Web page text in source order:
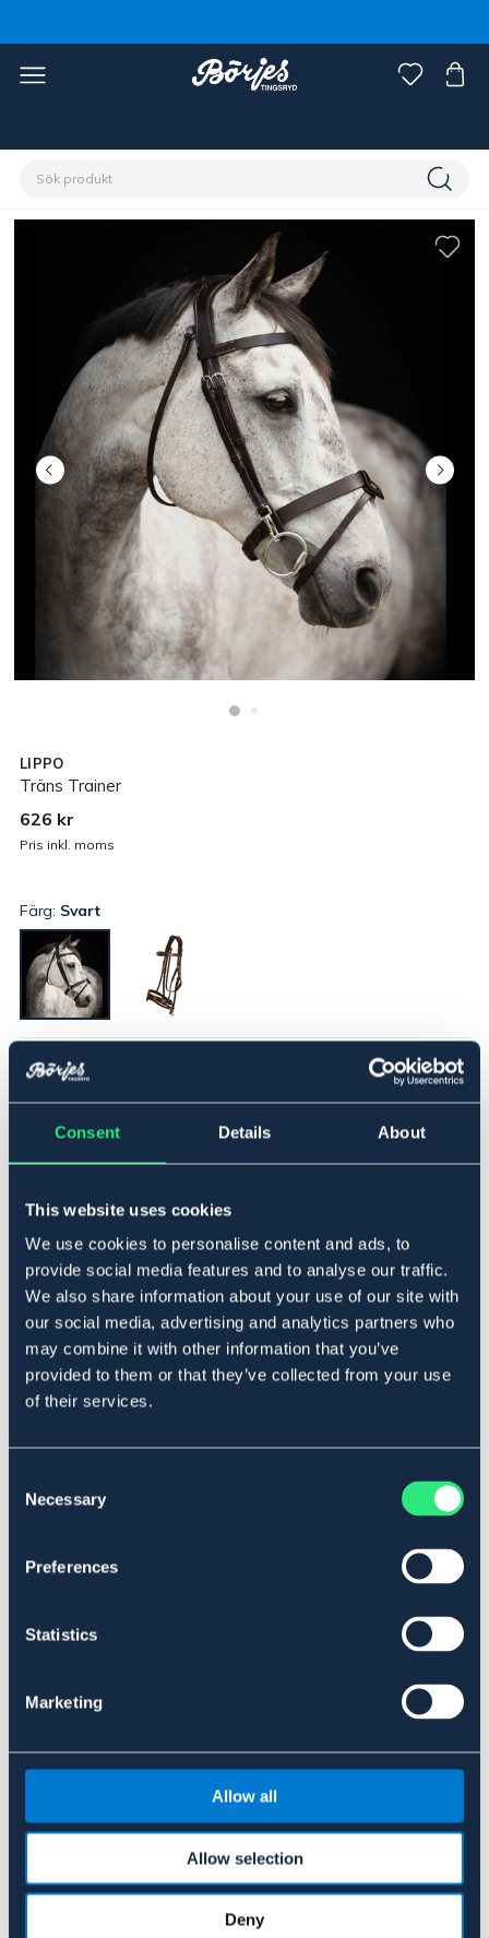
Consent Details About
This website uses cookies
We use cookies to personalise content and ads, to
provide social media features and to analyse our traffic.
We also share information about your use of our site with
our social media, advertising and analytics partners who
may combine it with other information that you’ve
provided to them or that they’ve collected from your use
of their services.
Selection
Necessary
Preferences
Statistics
Marketing
Allow all
Allow selection
Deny
LIPPO
Träns Trainer
626 kr
Pris inkl. moms
Färg: Svart
Cob ▾
Lägg i varukorgen
Produktbeskrivning
Aachenträns i mjukt oljat läder. Platt ofodrat pannband
och nosgrimma med avtagbart aachenfäste. Ställbar
käkrem och sidostycken med hakar. Nackstycket är brett,
fodrat och svängt för att motverka tryck vid det känsliga
området bakom öronen. Silverfärgade spännen.
SVART
Material & mått
Se lager i butik